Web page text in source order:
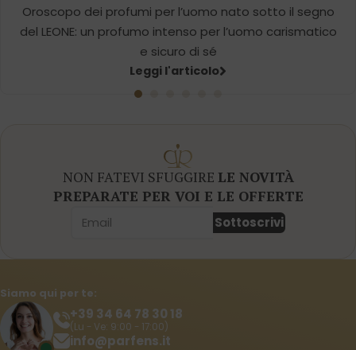
Oroscopo dei profumi per l’uomo nato sotto il segno
del LEONE: un profumo intenso per l’uomo carismatico
e sicuro di sé
Leggi l'articolo
NON FATEVI SFUGGIRE LE NOVITÀ
PREPARATE PER VOI E LE OFFERTE
Sottoscrivi
Siamo qui per te:
+39 34 64 78 30 18
(Lu - Ve: 9:00 - 17:00)
info@parfens.it